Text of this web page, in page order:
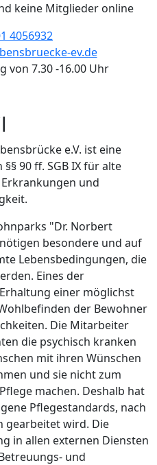
keine Mitglieder online
4056932
ev.de
von 7.30 -16.00 Uhr
e.V. ist eine
90 ff. SGB IX für alte
und
"Dr. Norbert
besondere und auf
Lebensbedingungen, die
Eines der
einer möglichst
der Bewohner
Die Mitarbeiter
die psychisch kranken
mit ihren Wünschen
und sie nicht zum
machen. Deshalb hat
Pflegestandards, nach
gearbeitet wird. Die
in allen externen Diensten
und